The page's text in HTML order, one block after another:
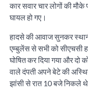
कार सवार चार लोगों की मौके
घायल हो गए।
हादसे की आवाज सुनकर
एम्बुलेंस से सभी को सीएचसी
घोषित कर दिया गया और दो
वाले दंपती अपने बेटे की
झांसी से रात 10 बजे निकले